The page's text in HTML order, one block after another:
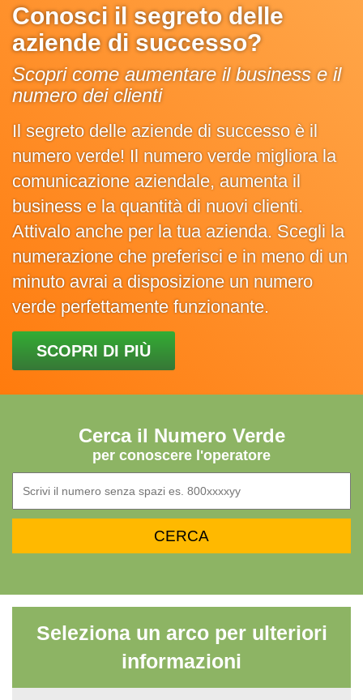
Conosci il segreto delle
aziende di successo?
Scopri come aumentare il business e il
numero dei clienti
Il segreto delle aziende di successo è il
numero verde! Il numero verde migliora la
comunicazione aziendale, aumenta il
business e la quantità di nuovi clienti.
Attivalo anche per la tua azienda. Scegli la
numerazione che preferisci e in meno di un
minuto avrai a disposizione un numero
verde perfettamente funzionante.
SCOPRI DI PIÙ
Cerca il Numero Verde
per conoscere l'operatore
Seleziona un arco per ulteriori
informazioni